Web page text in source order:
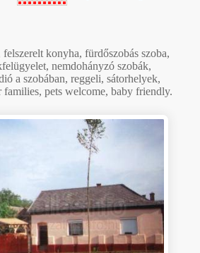
konyha, fürdőszobás szoba,
nemdohányzó szobák,
a szobában, reggeli, sátorhelyek,
pets welcome, baby friendly.